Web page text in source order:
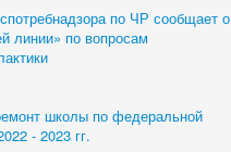
по ЧР сообщает о
линии» по вопросам
школы по федеральной
- 2023 гг.